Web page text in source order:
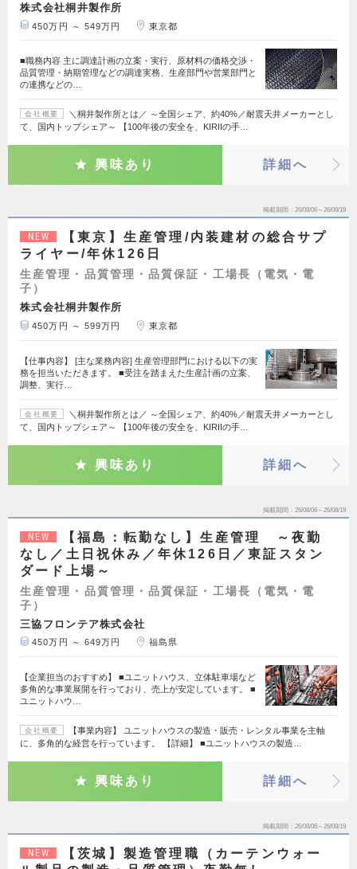
株式会社桐井製作所
450万円 ～ 549万円 東京都
■職務内容 主に調達計画の立案・実行、原材料の価格交渉・
品質管理・納期管理などの調達実務、生産部門や営業部門と
の連携などの…
会社概要
＼桐井製作所とは／ ～全国シェア、約40%／耐震天井メーカーとし
て、国内トップシェア～ 【100年後の安全を、KIRIIの手…
興味あり 詳細へ
掲載期間 26/08/06～26/08/19
NEW
【東京】生産管理/内装建材の総合サプ
ライヤー/年休126日
生産管理・品質管理・品質保証・工場長（電気・電
子）
株式会社桐井製作所
450万円 ～ 599万円 東京都
【仕事内容】 [主な業務内容] 生産管理部門における以下の実
務を担当いただきます。 ■受注を踏まえた生産計画の立案、
調整、実行…
会社概要
＼桐井製作所とは／ ～全国シェア、約40%／耐震天井メーカーとし
て、国内トップシェア～ 【100年後の安全を、KIRIIの手…
興味あり 詳細へ
掲載期間 26/08/06～26/08/19
NEW
【福島：転勤なし】生産管理 ～夜勤
なし／土日祝休み／年休126日／東証スタン
ダード上場～
生産管理・品質管理・品質保証・工場長（電気・電
子）
三協フロンテア株式会社
450万円 ～ 649万円 福島県
【企業担当のおすすめ】 ■ユニットハウス、立体駐車場など
多角的な事業展開を行っており、売上が安定しています。 ■
ユニットハウ…
会社概要
【事業内容】 ユニットハウスの製造・販売・レンタル事業を主軸
に、多角的な経営を行っています。 【詳細】 ■ユニットハウスの製造…
興味あり 詳細へ
掲載期間 26/08/06～26/08/19
NEW
【茨城】製造管理職（カーテンウォー